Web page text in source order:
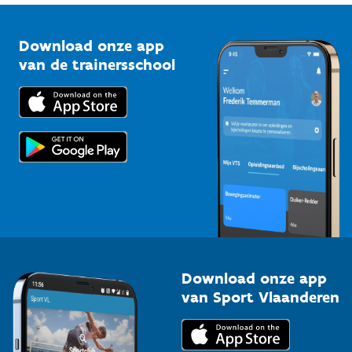
Bedrijven
Trainers en begeleiders
Topsporters
Vlaamse Trainersschool
Kennisplatform
Downloads
Voor de pers
Download onze app
van de trainersschool
Download onze app
van Sport Vlaanderen